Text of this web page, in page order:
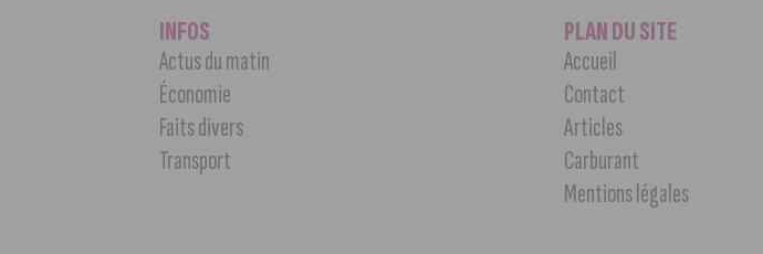
INFOS
Actus du matin
Économie
Faits divers
Transport
PLAN DU SITE
Accueil
Contact
Articles
Carburant
Mentions légales